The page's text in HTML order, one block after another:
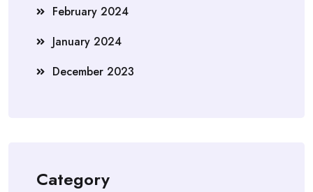
February 2024
January 2024
December 2023
Category